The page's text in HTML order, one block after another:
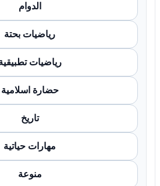
الدوام
رياضيات بحتة
رياضيات تطبيقية
حضارة اسلامية
تاريخ
مهارات حياتية
منوعة